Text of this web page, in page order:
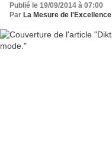
Publié le 19/09/2014 à 07:00
Par La Mesure de l'Excellence